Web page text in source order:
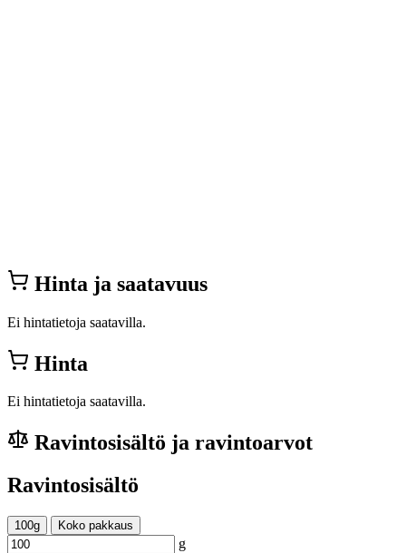
Hinta ja saatavuus
Ei hintatietoja saatavilla.
Hinta
Ei hintatietoja saatavilla.
Ravintosisältö ja ravintoarvot
Ravintosisältö
100g Koko pakkaus
g